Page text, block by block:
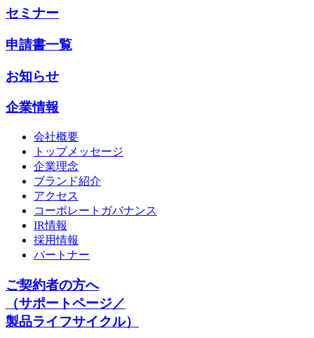
セミナー
申請書一覧
お知らせ
企業情報
会社概要
トップメッセージ
企業理念
ブランド紹介
アクセス
コーポレートガバナンス
IR情報
採用情報
パートナー
ご契約者の方へ
（サポートページ／
製品ライフサイクル）